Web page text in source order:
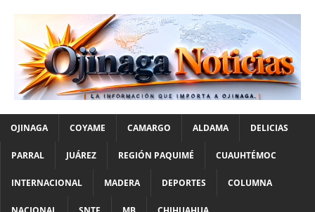
OJINAGA COYAME CAMARGO ALDAMA DELICIAS
PARRAL JUÁREZ REGIÓN PAQUIMÉ CUAUHTÉMOC
INTERNACIONAL MADERA DEPORTES COLUMNA